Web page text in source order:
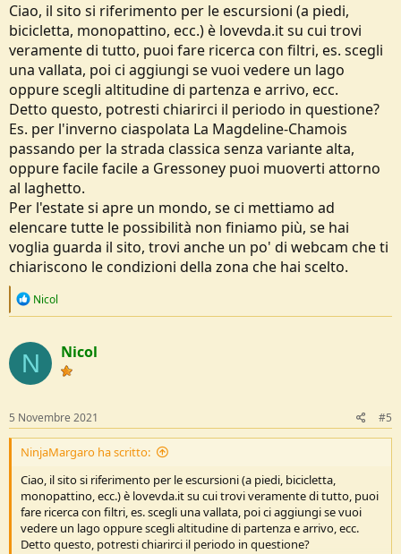
Ciao, il sito si riferimento per le escursioni (a piedi,
bicicletta, monopattino, ecc.) è lovevda.it su cui trovi
veramente di tutto, puoi fare ricerca con filtri, es. scegli
una vallata, poi ci aggiungi se vuoi vedere un lago
oppure scegli altitudine di partenza e arrivo, ecc.
Detto questo, potresti chiarirci il periodo in questione?
Es. per l'inverno ciaspolata La Magdeline-Chamois
passando per la strada classica senza variante alta,
oppure facile facile a Gressoney puoi muoverti attorno
al laghetto.
Per l'estate si apre un mondo, se ci mettiamo ad
elencare tutte le possibilità non finiamo più, se hai
voglia guarda il sito, trovi anche un po' di webcam che ti
chiariscono le condizioni della zona che hai scelto.
R
c
i
o
s
:
Nicol
N Nicol
5 Novembre 2021 #5
NinjaMargaro ha scritto:
Ciao, il sito si riferimento per le escursioni (a piedi, bicicletta,
monopattino, ecc.) è lovevda.it su cui trovi veramente di tutto, puoi
fare ricerca con filtri, es. scegli una vallata, poi ci aggiungi se vuoi
vedere un lago oppure scegli altitudine di partenza e arrivo, ecc.
Detto questo, potresti chiarirci il periodo in questione?